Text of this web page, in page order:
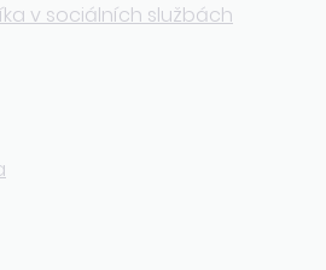
v sociálních službách